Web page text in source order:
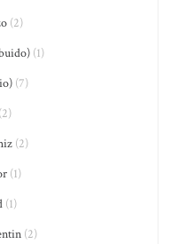
(2)
(1)
(7)
(2)
(2)
(1)
(1)
(2)